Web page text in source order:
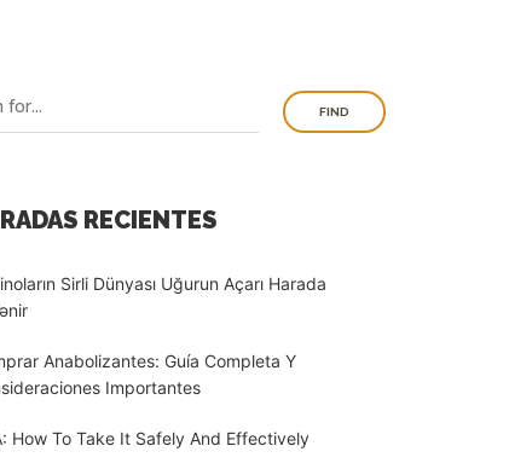
FIND
RECIENTES
Sirli Dünyası Uğurun Açarı Harada
Anabolizantes: Guía Completa Y
Importantes
How To Take It Safely And Effectively